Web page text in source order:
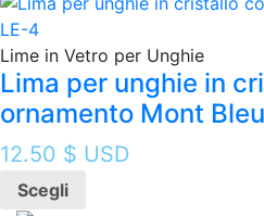
Lime in Vetro per Unghie
Lima per unghie in
ornamento Mont
12.50 $ USD
Scegli